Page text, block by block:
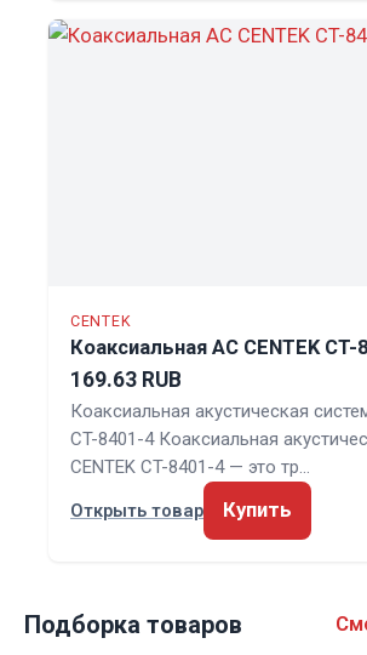
CENTEK
Коаксиальная АС CENTEK
169.63 RUB
Коаксиальная акустическая
CT-8401-4 Коаксиальная
CENTEK CT-8401-4 — это тр…
Открыть товар
Купить
Подборка товаров